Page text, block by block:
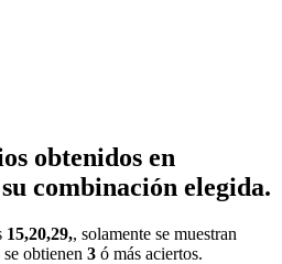
obtenidos en
combinación elegida.
15,20,29,, solamente se muestran
obtienen 3 ó más aciertos.